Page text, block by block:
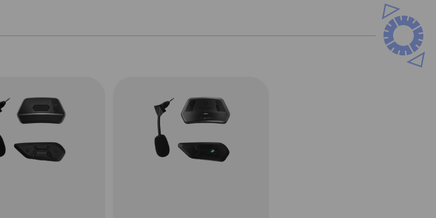
opening in het kinstuk.
het vizier 'onthoudt' in welke stand
verduidelijking; wanneer je bij de